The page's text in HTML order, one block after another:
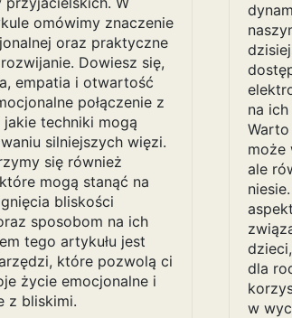
omówimy znaczenie
oraz praktyczne
Dowiesz się,
empatia i otwartość
połączenie z
techniki mogą
silniejszych więzi.
się również
mogą stanąć na
bliskości
sposobom na ich
tego artykułu jest
które pozwolą ci
życie emocjonalne i
z bliskimi.
na
może
ale
dla
w